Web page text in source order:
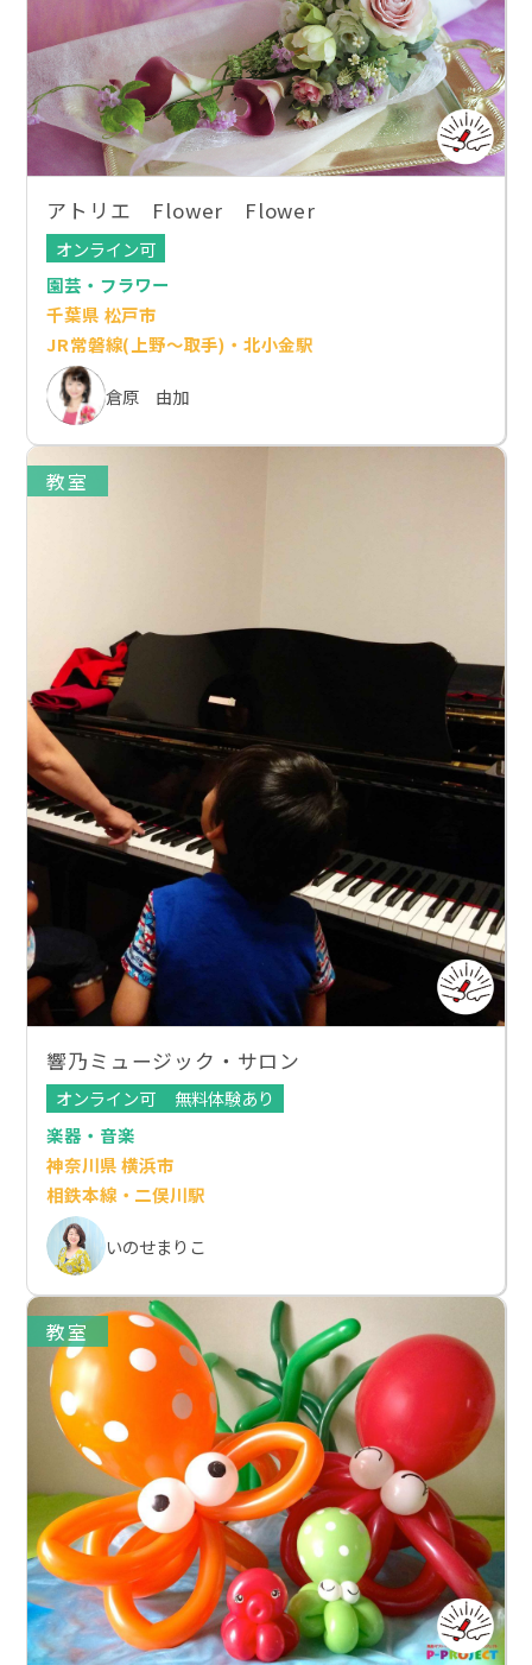
アトリエ Flower Flower
オンライン可
園芸・フラワー
千葉県 松戸市
JR常磐線(上野～取手)・北小金駅
倉原 由加
教室
響乃ミュージック・サロン
オンライン可
無料体験あり
楽器・音楽
神奈川県 横浜市
相鉄本線・二俣川駅
いのせまりこ
教室